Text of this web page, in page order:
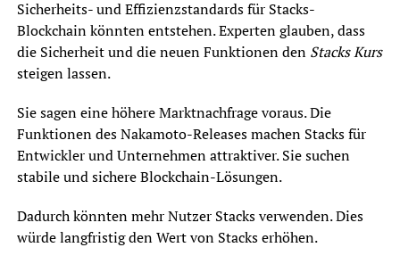
Sicherheits- und Effizienzstandards für Stacks-
Blockchain könnten entstehen. Experten glauben, dass
die Sicherheit und die neuen Funktionen den Stacks Kurs
steigen lassen.
Sie sagen eine höhere Marktnachfrage voraus. Die
Funktionen des Nakamoto-Releases machen Stacks für
Entwickler und Unternehmen attraktiver. Sie suchen
stabile und sichere Blockchain-Lösungen.
Dadurch könnten mehr Nutzer Stacks verwenden. Dies
würde langfristig den Wert von Stacks erhöhen.